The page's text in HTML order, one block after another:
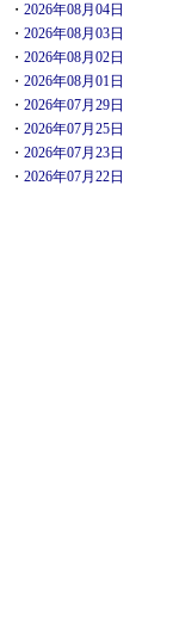
・ 2026年08月04日
・ 2026年08月03日
・ 2026年08月02日
・ 2026年08月01日
・ 2026年07月29日
・ 2026年07月25日
・ 2026年07月23日
・ 2026年07月22日